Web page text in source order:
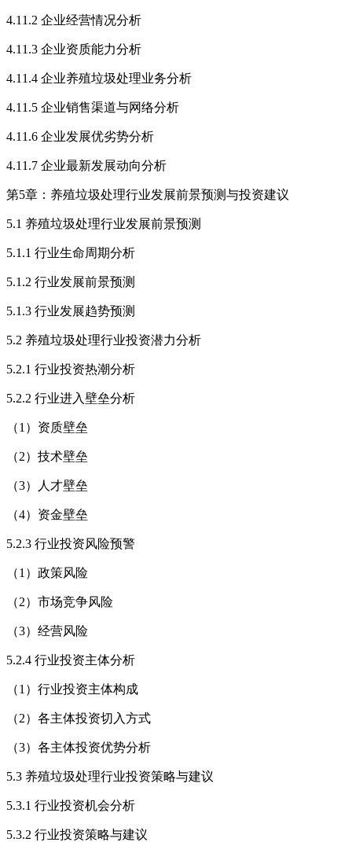
4.11.2 企业经营情况分析
4.11.3 企业资质能力分析
4.11.4 企业养殖垃圾处理业务分析
4.11.5 企业销售渠道与网络分析
4.11.6 企业发展优劣势分析
4.11.7 企业最新发展动向分析
第5章：养殖垃圾处理行业发展前景预测与投资建议
5.1 养殖垃圾处理行业发展前景预测
5.1.1 行业生命周期分析
5.1.2 行业发展前景预测
5.1.3 行业发展趋势预测
5.2 养殖垃圾处理行业投资潜力分析
5.2.1 行业投资热潮分析
5.2.2 行业进入壁垒分析
（1）资质壁垒
（2）技术壁垒
（3）人才壁垒
（4）资金壁垒
5.2.3 行业投资风险预警
（1）政策风险
（2）市场竞争风险
（3）经营风险
5.2.4 行业投资主体分析
（1）行业投资主体构成
（2）各主体投资切入方式
（3）各主体投资优势分析
5.3 养殖垃圾处理行业投资策略与建议
5.3.1 行业投资机会分析
5.3.2 行业投资策略与建议